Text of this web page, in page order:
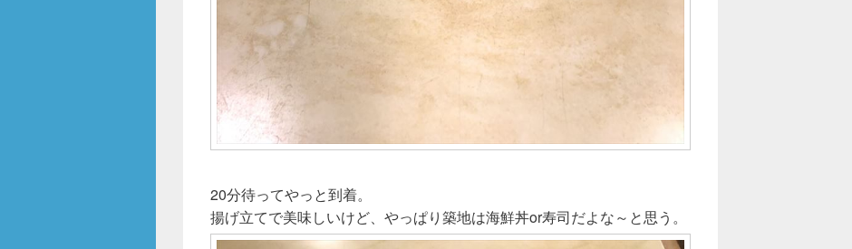
20分待ってやっと到着。
揚げ立てで美味しいけど、やっぱり築地は海鮮丼or寿司だよな～と思う。